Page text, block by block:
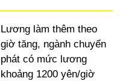
Lương làm thêm theo
giờ tăng, ngành chuyển
phát có mức lương
khoảng 1200 yên/giờ